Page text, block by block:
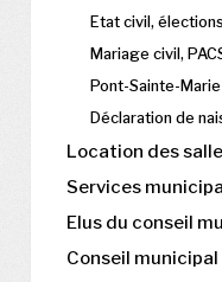
Etat civil,
Mariage civil,
Pont-Sainte-
Déclaration de
Location des
Services
Elus du conseil
Conseil municipal